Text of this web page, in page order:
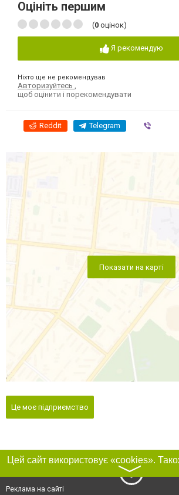
Оцініть першим
(0 оцінок)
Я рекомендую
Ніхто ще не рекомендував
Авторизуйтесь
щоб оцінити і порекомендувати
Reddit Telegram
Показати на карті
Це моє підприємство
〉
Реклама на сайті